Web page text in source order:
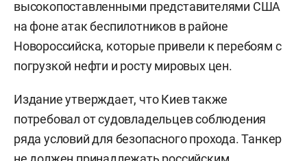
высокопоставленными представителями США
на фоне атак беспилотников в районе
Новороссийска, которые привели к перебоям с
погрузкой нефти и росту мировых цен.
Издание утверждает, что Киев также
потребовал от судовладельцев соблюдения
ряда условий для безопасного прохода. Танкер